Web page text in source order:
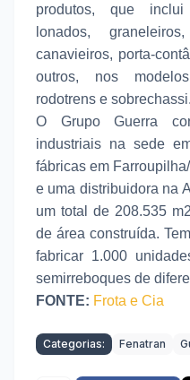
produtos, que
lonados,
canavieiros, porta-
outros, nos
rodotrens e sobrechassi.
O Grupo Guerra
industriais na sede
fábricas em
e uma distribuidora na
um total de 208.535
de área construída.
fabricar 1.000
semirreboques de
FONTE: Frota e Cia
Categorias: Fenatran